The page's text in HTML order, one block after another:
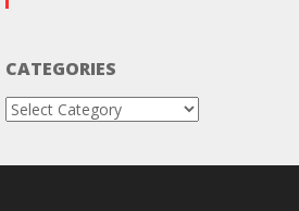
CATEGORIES
Categories